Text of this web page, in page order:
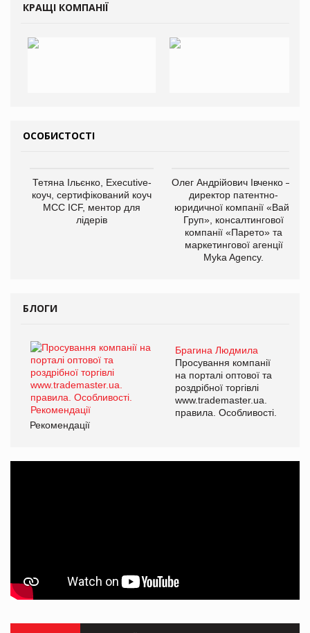
КРАЩІ КОМПАНІЇ
ОСОБИСТОСТІ
Тетяна Ільєнко, Executive-
коуч, сертифікований коуч
МСС ICF, ментор для
лідерів
Олег Андрійович Івченко —
директор патентно-
юридичної компанії «Вайз
Груп», консалтингової
компанії «Парето» та
маркетингової агенції
Myka Agency.
БЛОГИ
Брагина Людмила
Просування компанії
на порталі оптової та
роздрібної торгівлі
www.trademaster.ua.
правила. Особливості.
Рекомендації